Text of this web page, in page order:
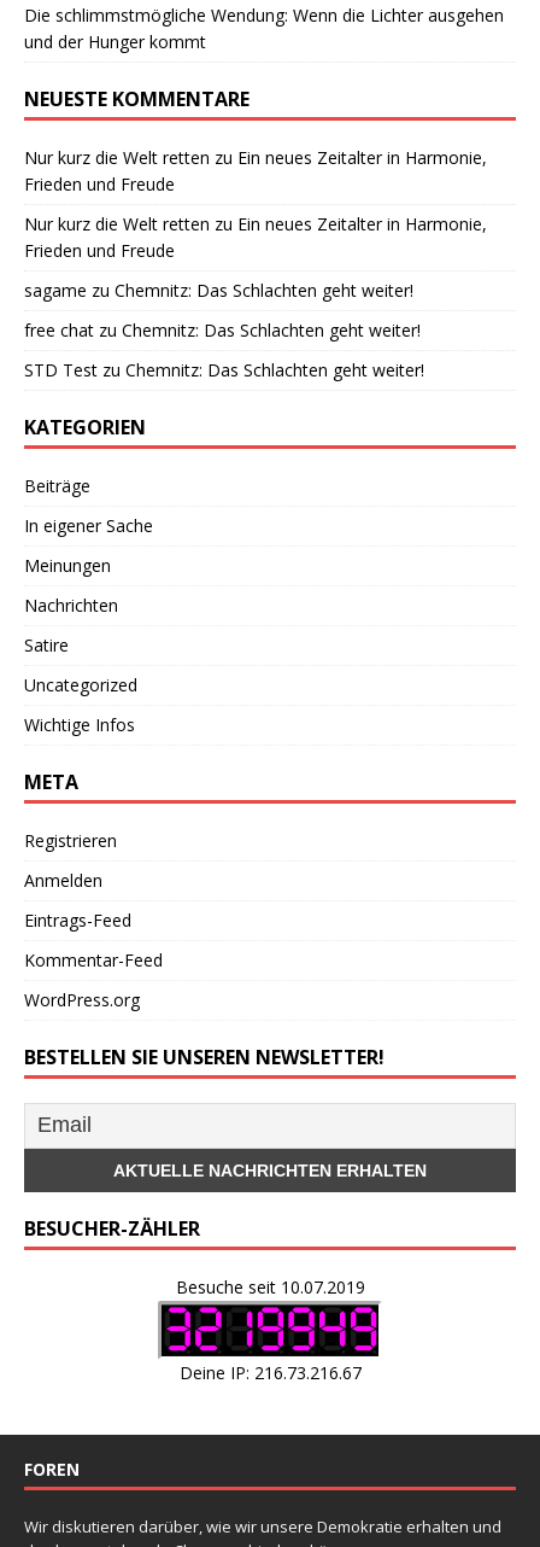
Die schlimmstmögliche Wendung: Wenn die Lichter ausgehen
und der Hunger kommt
NEUESTE KOMMENTARE
Nur kurz die Welt retten zu Ein neues Zeitalter in Harmonie,
Frieden und Freude
Nur kurz die Welt retten zu Ein neues Zeitalter in Harmonie,
Frieden und Freude
sagame zu Chemnitz: Das Schlachten geht weiter!
free chat zu Chemnitz: Das Schlachten geht weiter!
STD Test zu Chemnitz: Das Schlachten geht weiter!
KATEGORIEN
Beiträge
In eigener Sache
Meinungen
Nachrichten
Satire
Uncategorized
Wichtige Infos
META
Registrieren
Anmelden
Eintrags-Feed
Kommentar-Feed
WordPress.org
BESTELLEN SIE UNSEREN NEWSLETTER!
BESUCHER-ZÄHLER
Besuche seit 10.07.2019
Deine IP: 216.73.216.67
FOREN
Wir diskutieren darüber, wie wir unsere Demokratie erhalten und